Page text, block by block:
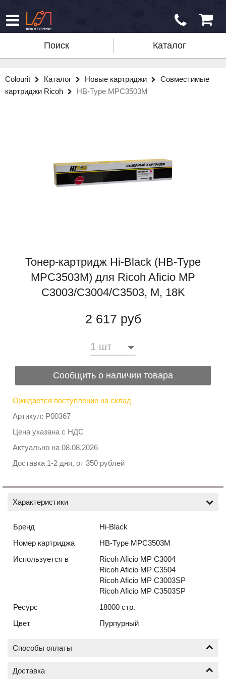
Поиск Каталог
Colourit Каталог Новые картриджи
Совместимые
картриджи Ricoh
HB-Type MPC3503M
Тонер-картридж Hi-Black (HB-Type
MPC3503M) для Ricoh Aficio MP
C3003/C3004/C3503, M, 18K
2 617 руб
Сообщить о наличии товара
Ожидается поступление на склад
Артикул: P00367
Цена указана с НДС
Актуально на 08.08.2026
Доставка 1-2 дня, от 350 рублей
Характеристики
Бренд
Hi-Black
Номер картриджа
HB-Type MPC3503M
Используется в
Ricoh Aficio MP C3004
Ricoh Aficio MP C3504
Ricoh Aficio MP C3003SP
Ricoh Aficio MP C3503SP
Ресурс
18000 стр.
Цвет
Пурпурный
Способы оплаты
Оплата по безналичному расчёту (счёт с НДС)
Доставка